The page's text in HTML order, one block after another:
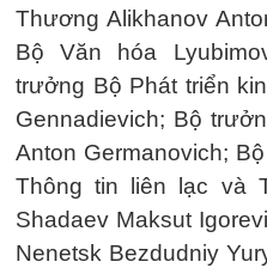
Thương Alikhanov
Bộ Văn hóa
trưởng Bộ Phát triển
Gennadievich; Bộ
Anton Germanovich;
Thông tin liên lạc và
Shadaev Maksut
Nenetsk Bezdudniy